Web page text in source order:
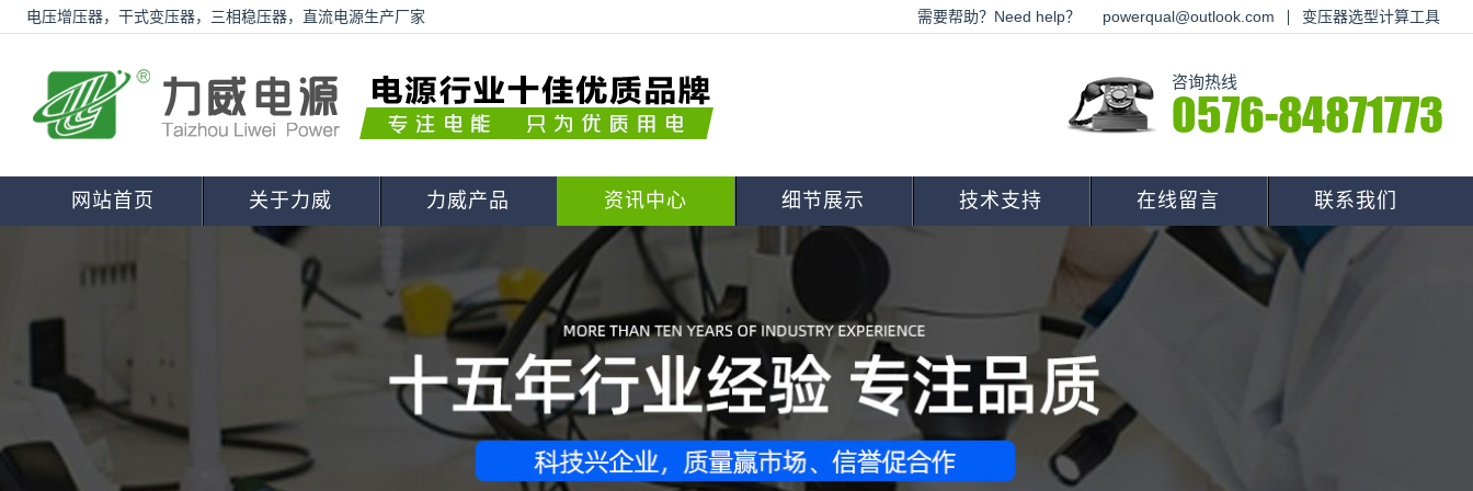
电压增压器，干式变压器，三相稳压器，直流电源生产厂家 需要帮助？Need help？ powerqual@outlook.com 变压器选型计算工具
咨询热线
0576-84871773
网站首页 关于力威 力威产品 资讯中心 细节展示 技术支持 在线留言 联系我们